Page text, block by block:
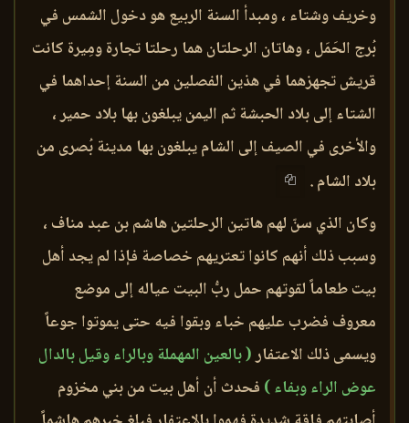
وخريف وشتاء ، ومبدأ السنة الربيع هو دخول الشمس في
بُرج الحَمَل ، وهاتان الرحلتان هما رحلتا تجارة ومِيرة كانت
قريش تجهزهما في هذين الفصلين من السنة إحداهما في
الشتاء إلى بلاد الحبشة ثم اليمن يبلغون بها بلاد حمير ،
والأخرى في الصيف إلى الشام يبلغون بها مدينة بُصرى من
بلاد الشام .
وكان الذي سنّ لهم هاتين الرحلتين هاشم بن عبد مناف ،
وسبب ذلك أنهم كانوا تعتريهم خصاصة فإذا لم يجد أهل
بيت طعاماً لقوتهم حمل ربُّ البيت عياله إلى موضع
معروف فضرب عليهم خباء وبقوا فيه حتى يموتوا جوعاً
ويسمى ذلك الاعتفار( بالعين المهملة وبالراء وقيل بالدال
عوض الراء وبفاء ) فحدث أن أهل بيت من بني مخزوم